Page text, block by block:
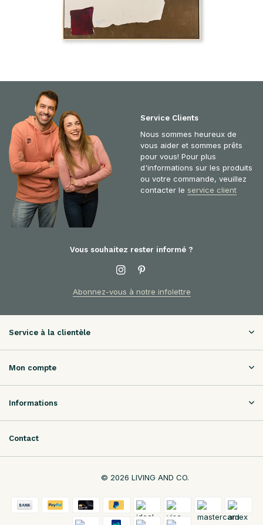
Service Clients
Nous sommes heureux de
vous aider et sommes prêts
pour vous! Pour plus
d'informations sur les produits
ou votre commande, veuillez
contacter le service client
Vous souhaitez rester informé ?
Abonnez-vous à notre infolettre
Service à la clientèle
Mon compte
Informations
Contact
© 2026 LIVING AND CO.